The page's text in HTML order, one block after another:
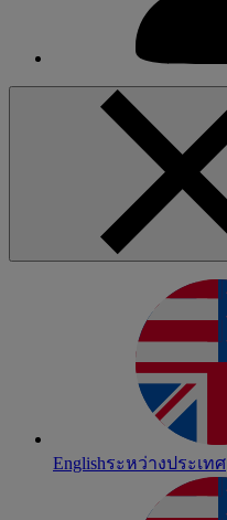
Englishระหว่างประเทศ